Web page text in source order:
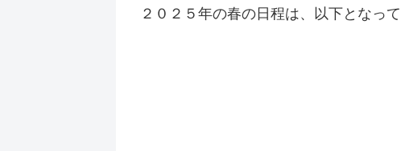
２０２５年の春の日程は、以下となって